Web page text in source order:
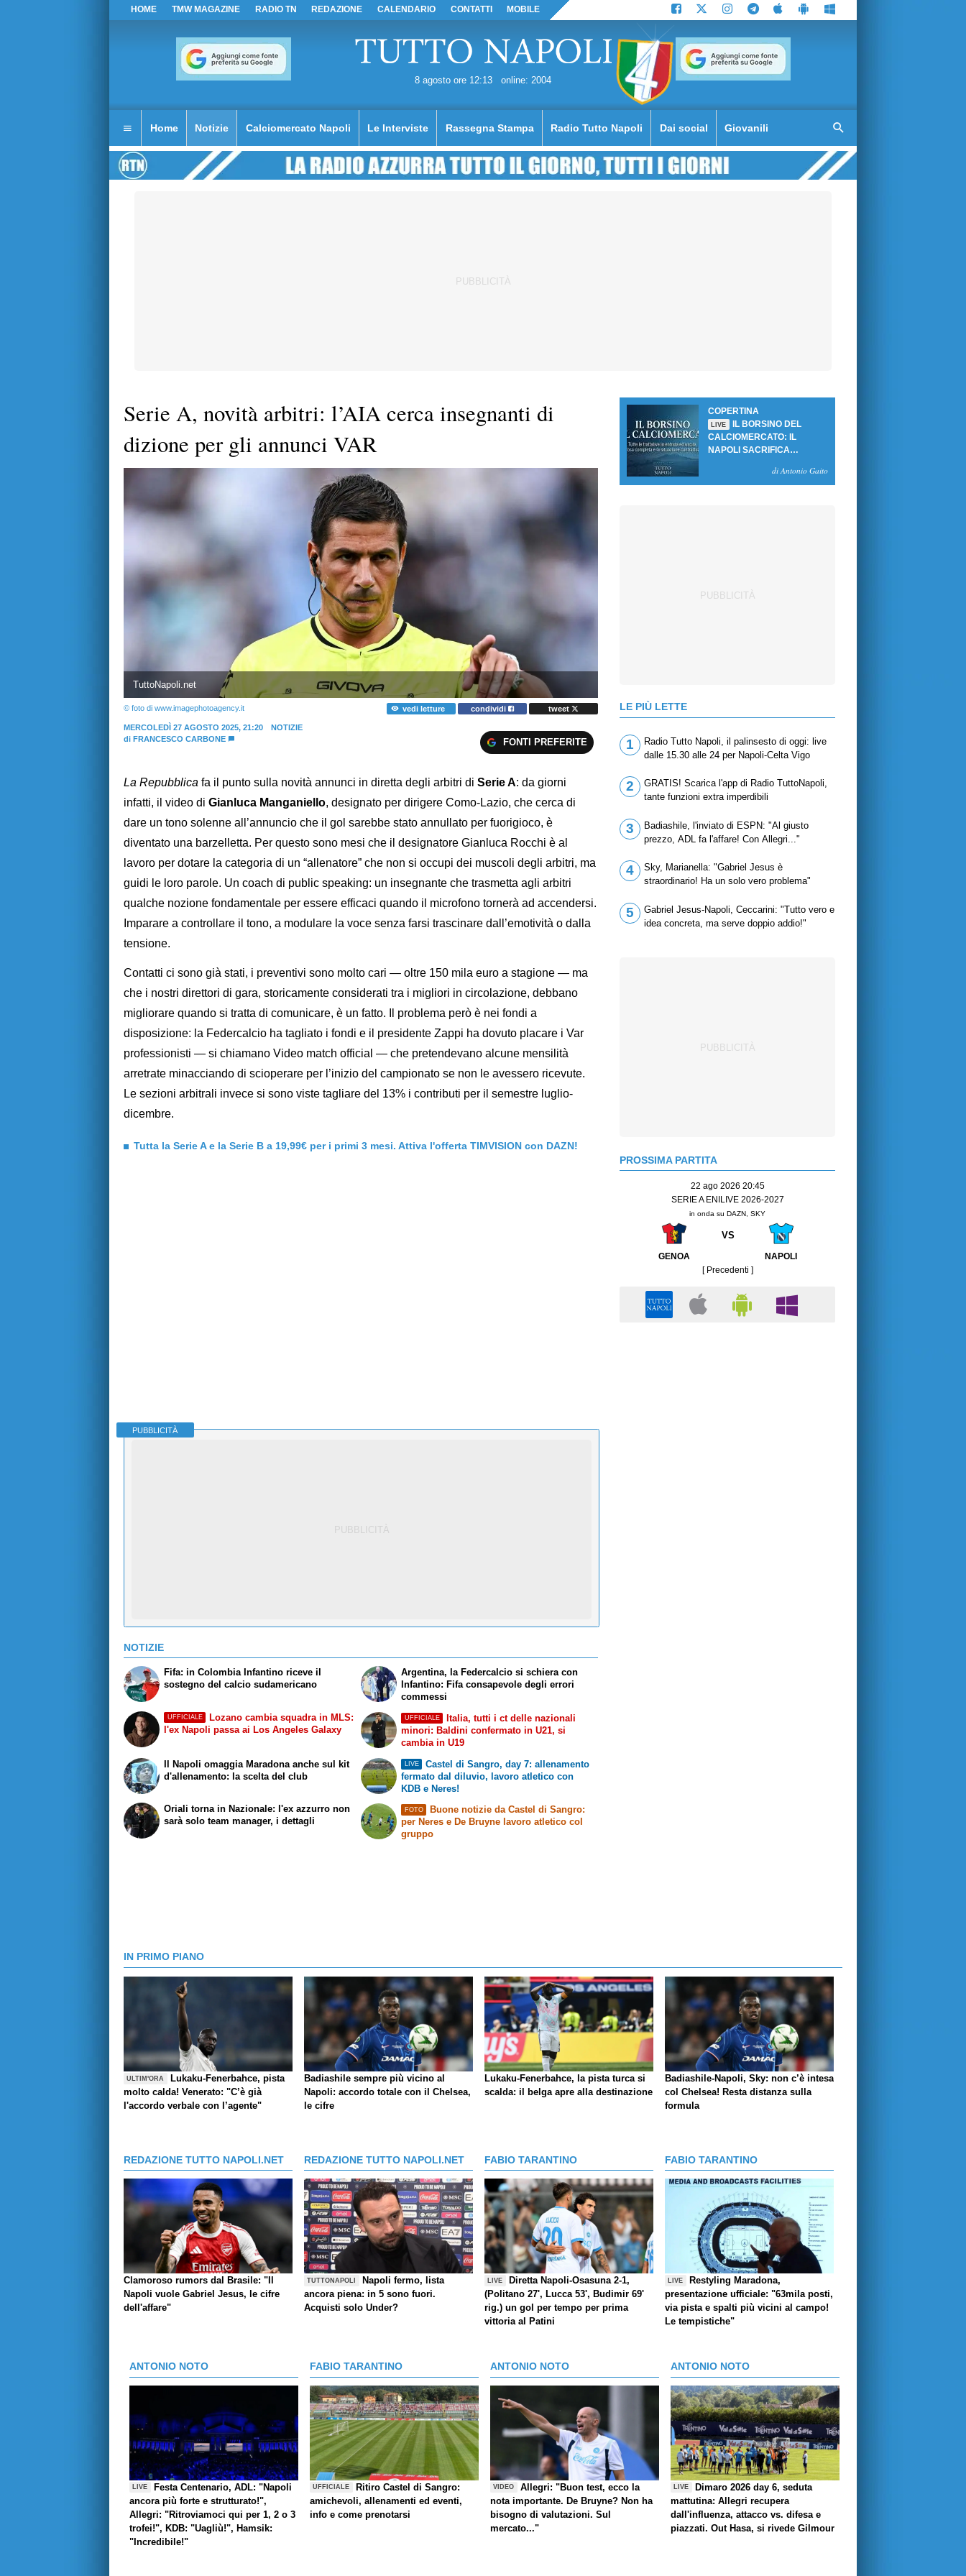
HOME TMW MAGAZINE RADIO TN REDAZIONE CALENDARIO CONTATTI MOBILE
8 agosto ore 12:13 online: 2004
Home Notizie Calciomercato Napoli Le Interviste Rassegna Stampa Radio Tutto Napoli Dai social Giovanili
Serie A, novità arbitri: l’AIA cerca insegnanti di
dizione per gli annunci VAR
TuttoNapoli.net
© foto di www.imagephotoagency.it vedi letture condividi tweet
MERCOLEDÌ 27 AGOSTO 2025, 21:20
NOTIZIE
di FRANCESCO CARBONE FONTI PREFERITE
La Repubblica fa il punto sulla novità annunci in diretta degli arbitri di Serie A: da giorni
infatti, il video di Gianluca Manganiello, designato per dirigere Como-Lazio, che cerca di
dare un tono solenne all’annuncio che il gol sarebbe stato annullato per fuorigioco, è
diventato una barzelletta. Per questo sono mesi che il designatore Gianluca Rocchi è al
lavoro per dotare la categoria di un “allenatore” che non si occupi dei muscoli degli arbitri, ma
guidi le loro parole. Un coach di public speaking: un insegnante che trasmetta agli arbitri
qualche nozione fondamentale per essere efficaci quando il microfono tornerà ad accendersi.
Imparare a controllare il tono, a modulare la voce senza farsi trascinare dall’emotività o dalla
tensione.
Contatti ci sono già stati, i preventivi sono molto cari — oltre 150 mila euro a stagione — ma
che i nostri direttori di gara, storicamente considerati tra i migliori in circolazione, debbano
migliorare quando si tratta di comunicare, è un fatto. Il problema però è nei fondi a
disposizione: la Federcalcio ha tagliato i fondi e il presidente Zappi ha dovuto placare i Var
professionisti — si chiamano Video match official — che pretendevano alcune mensilità
arretrate minacciando di scioperare per l’inizio del campionato se non le avessero ricevute.
Le sezioni arbitrali invece si sono viste tagliare del 13% i contributi per il semestre luglio-
dicembre.
Tutta la Serie A e la Serie B a 19,99€ per i primi 3 mesi. Attiva l'offerta TIMVISION con DAZN!
PUBBLICITÀ
NOTIZIE
Fifa: in Colombia Infantino riceve il
sostegno del calcio sudamericano
UFFICIALE
Lozano cambia squadra in MLS:
l'ex Napoli passa ai Los Angeles Galaxy
Argentina, la Federcalcio si schiera con
Infantino: Fifa consapevole degli errori
commessi
UFFICIALE
Italia, tutti i ct delle nazionali
minori: Baldini confermato in U21, si
cambia in U19
Il Napoli omaggia Maradona anche sul kit
d'allenamento: la scelta del club
Oriali torna in Nazionale: l'ex azzurro non
sarà solo team manager, i dettagli
LIVE
Castel di Sangro, day 7: allenamento
fermato dal diluvio, lavoro atletico con
KDB e Neres!
FOTO
Buone notizie da Castel di Sangro:
per Neres e De Bruyne lavoro atletico col
gruppo
COPERTINA
LIVE
IL BORSINO DEL
CALCIOMERCATO: IL
NAPOLI SACRIFICA
SBLOCCANO ARRIVIdi Antonio Gaito
LE PIÙ LETTE
1
Radio Tutto Napoli, il palinsesto di oggi: live
dalle 15.30 alle 24 per Napoli-Celta Vigo
2
GRATIS! Scarica l'app di Radio TuttoNapoli,
tante funzioni extra imperdibili
3
Badiashile, l'inviato di ESPN: "Al giusto
prezzo, ADL fa l'affare! Con Allegri..."
4
Sky, Marianella: "Gabriel Jesus è
straordinario! Ha un solo vero problema"
5
Gabriel Jesus-Napoli, Ceccarini: "Tutto vero e
idea concreta, ma serve doppio addio!"
PROSSIMA PARTITA
22 ago 2026 20:45
SERIE A ENILIVE 2026-2027
in onda su DAZN, SKY
VS
GENOA
NAPOLI
[ Precedenti ]
IN PRIMO PIANO
ULTIM'ORA
Lukaku-Fenerbahce, pista
molto calda! Venerato: "C’è già
l'accordo verbale con l’agente"
Badiashile sempre più vicino al
Napoli: accordo totale con il Chelsea,
le cifre
Lukaku-Fenerbahce, la pista turca si
scalda: il belga apre alla destinazione
Badiashile-Napoli, Sky: non c’è intesa
col Chelsea! Resta distanza sulla
formula
REDAZIONE TUTTO NAPOLI.NET
Clamoroso rumors dal Brasile: "Il
Napoli vuole Gabriel Jesus, le cifre
dell'affare"
REDAZIONE TUTTO NAPOLI.NET
TUTTONAPOLI
Napoli fermo, lista
ancora piena: in 5 sono fuori.
Acquisti solo Under?
FABIO TARANTINO
LIVE
Diretta Napoli-Osasuna 2-1,
(Politano 27', Lucca 53', Budimir 69'
rig.) un gol per tempo per prima
vittoria al Patini
FABIO TARANTINO
LIVE
Restyling Maradona,
presentazione ufficiale: "63mila posti,
via pista e spalti più vicini al campo!
Le tempistiche"
ANTONIO NOTO
LIVE
Festa Centenario, ADL: "Napoli
ancora più forte e strutturato!",
Allegri: "Ritroviamoci qui per 1, 2 o 3
trofei!", KDB: "Uagliù!", Hamsik:
"Incredibile!"
FABIO TARANTINO
UFFICIALE
Ritiro Castel di Sangro:
amichevoli, allenamenti ed eventi,
info e come prenotarsi
ANTONIO NOTO
VIDEO
Allegri: "Buon test, ecco la
nota importante. De Bruyne? Non ha
bisogno di valutazioni. Sul
mercato..."
ANTONIO NOTO
LIVE
Dimaro 2026 day 6, seduta
mattutina: Allegri recupera
dall'influenza, attacco vs. difesa e
piazzati. Out Hasa, si rivede Gilmour